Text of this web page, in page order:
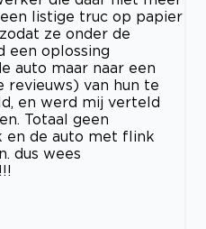
listige truc op papier
ze onder de
een oplossing
auto maar naar een
revieuws) van hun te
en werd mij verteld
Totaal geen
en de auto met flink
dus wees